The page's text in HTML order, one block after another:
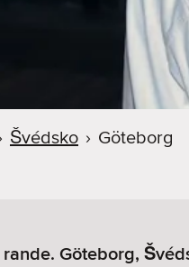
Švédsko › Göteborg
Göteborg,